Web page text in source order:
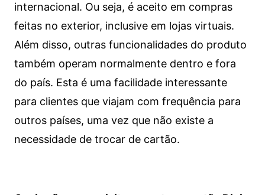
internacional. Ou seja, é aceito em compras
feitas no exterior, inclusive em lojas virtuais.
Além disso, outras funcionalidades do produto
também operam normalmente dentro e fora
do país. Esta é uma facilidade interessante
para clientes que viajam com frequência para
outros países, uma vez que não existe a
necessidade de trocar de cartão.